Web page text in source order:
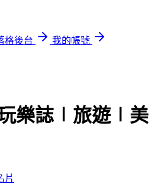
格後台
我的帳號
樂誌∣旅遊∣美
片